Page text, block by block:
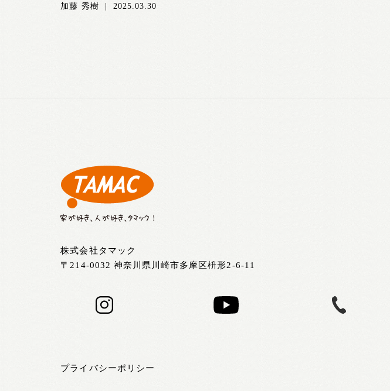
加藤 秀樹 | 2025.03.30
株式会社タマック
〒214-0032 神奈川県川崎市多摩区枡形2-6-11
プライバシーポリシー